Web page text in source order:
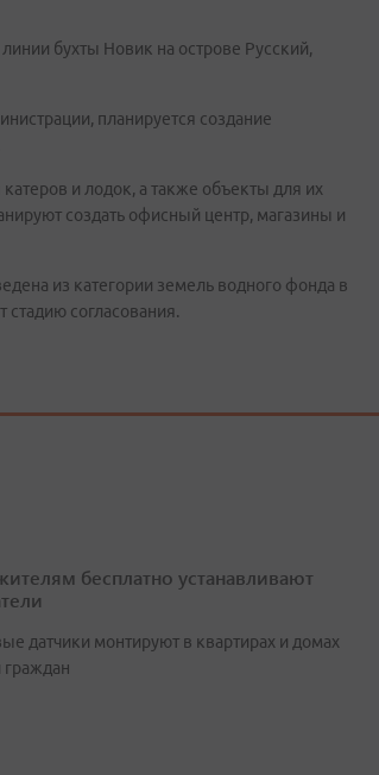
бухты Новик на острове Русский,
планируется создание
и лодок, а также объекты для их
создать офисный центр, магазины и
из категории земель водного фонда в
согласования.
бесплатно устанавливают
датчики монтируют в квартирах и домах
граждан